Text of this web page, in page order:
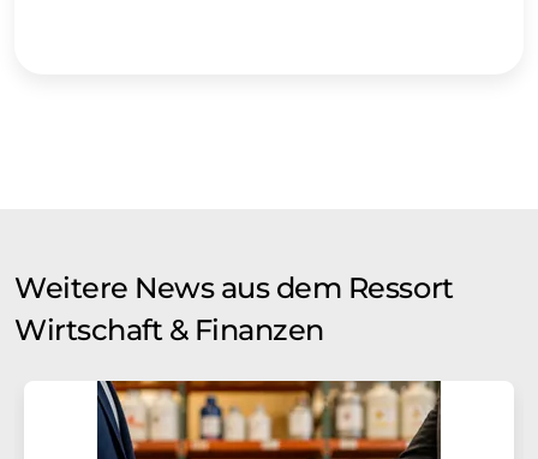
Weitere News aus dem Ressort
Wirtschaft & Finanzen